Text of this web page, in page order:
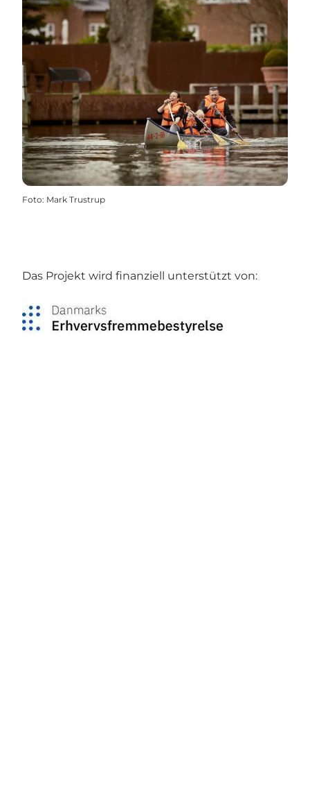
Foto: Mark Trustrup
Das Projekt wird finanziell unterstützt von: